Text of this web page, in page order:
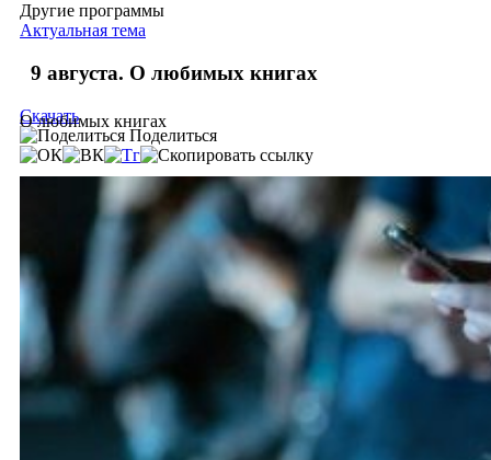
Другие программы
Актуальная тема
9 августа. О любимых книгах
О любимых книгах
Скачать
Поделиться